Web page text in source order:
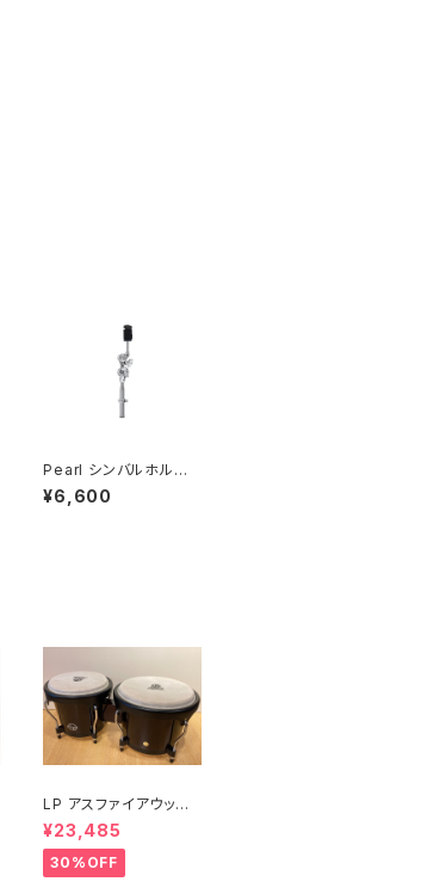
Pearl シンバルホルダ
ー CH-830S
¥6,600
LP アスファイアウッド
ボンゴ LPA601-DW
(ダークウッド)
¥23,485
30%OFF